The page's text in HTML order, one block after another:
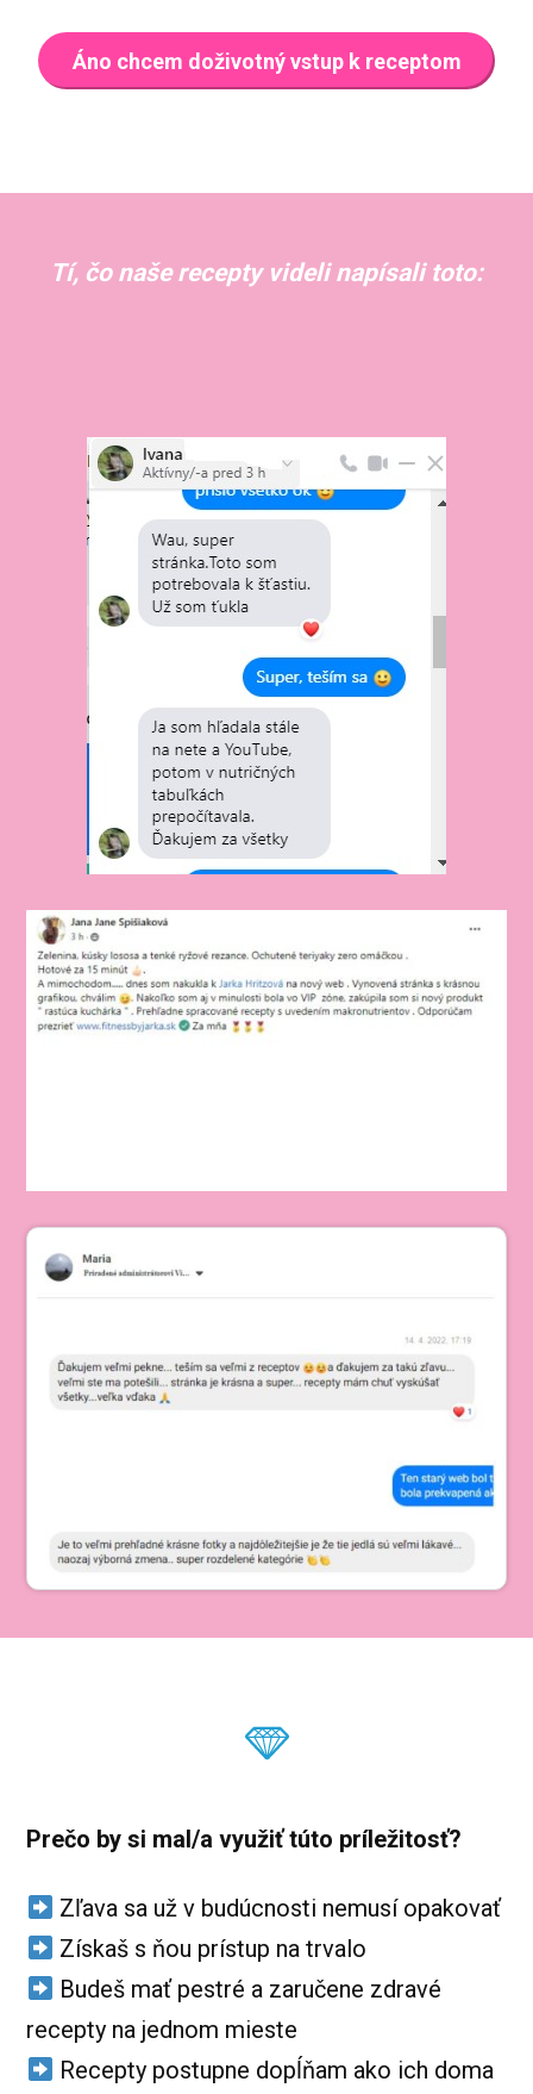
Áno chcem doživotný vstup k receptom
Tí, čo naše recepty videli napísali toto:
Prečo by si mal/a využiť túto príležitosť?
Zľava sa už v budúcnosti nemusí opakovať
Získaš s ňou prístup na trvalo
Budeš mať pestré a zaručene zdravé
recepty na jednom mieste
Recepty postupne dopĺňam ako ich doma